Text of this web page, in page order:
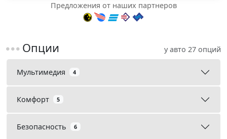
Предложения от наших партнеров
Опции у авто 27 опций
Мультимедия 4
Комфорт 5
Безопасность 6